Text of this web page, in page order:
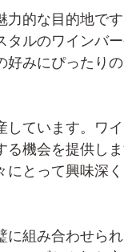
的な目的地で
ルのワインバ
みにぴったり
ています。ワ
機会を提供し
とって興味深
組み合わせら